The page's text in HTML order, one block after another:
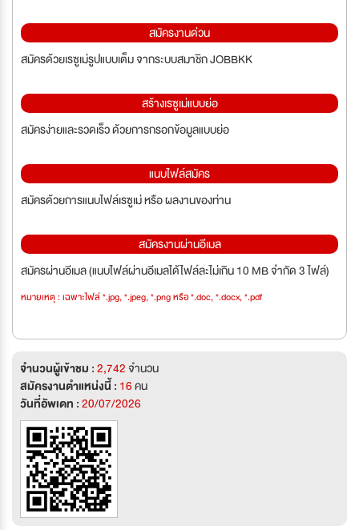
สมัครงานด่วน
สมัครด้วยเรซูเม่รูปแบบเต็ม จากระบบสมาชิก JOBBKK
สร้างเรซูเม่แบบย่อ
สมัครง่ายและรวดเร็ว ด้วยการกรอกข้อมูลแบบย่อ
แนบไฟล์สมัคร
สมัครด้วยการแนบไฟล์เรซูเม่ หรือ ผลงานของท่าน
สมัครงานผ่านอีเมล
สมัครผ่านอีเมล (แนบไฟล์ผ่านอีเมลได้ไฟล์ละไม่เกิน 10 MB จำกัด 3 ไฟล์)
หมายเหตุ : เฉพาะไฟล์ *.jpg, *.jpeg, *.png หรือ *.doc, *.docx, *.pdf
จำนวนผู้เข้าชม :2,742จำนวน
สมัครงานตำแหน่งนี้ : 16คน
วันที่อัพเดท :20/07/2026